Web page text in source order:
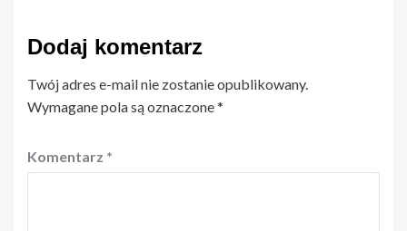
Dodaj komentarz
Twój adres e-mail nie zostanie opublikowany.
Wymagane pola są oznaczone*
Komentarz *